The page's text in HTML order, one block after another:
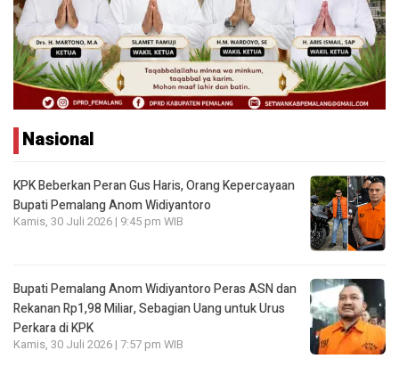
Nasional
KPK Beberkan Peran Gus Haris, Orang Kepercayaan
Bupati Pemalang Anom Widiyantoro
Kamis, 30 Juli 2026 | 9:45 pm WIB
Bupati Pemalang Anom Widiyantoro Peras ASN dan
Rekanan Rp1,98 Miliar, Sebagian Uang untuk Urus
Perkara di KPK
Kamis, 30 Juli 2026 | 7:57 pm WIB